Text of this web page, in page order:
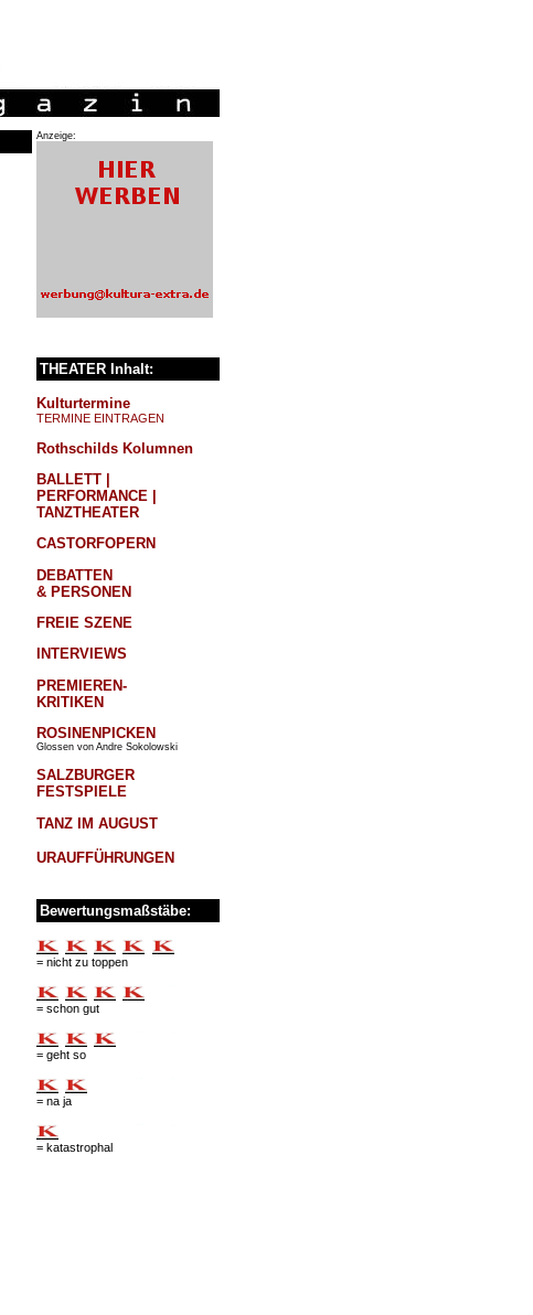
Anzeige:
THEATER Inhalt:
Kulturtermine
TERMINE EINTRAGEN
Rothschilds Kolumnen
BALLETT |
PERFORMANCE |
TANZTHEATER
CASTORFOPERN
DEBATTEN
& PERSONEN
FREIE SZENE
INTERVIEWS
PREMIEREN-
KRITIKEN
ROSINENPICKEN
Glossen von Andre Sokolowski
SALZBURGER
FESTSPIELE
TANZ IM AUGUST
URAUFFÜHRUNGEN
Bewertungsmaßstäbe:
= nicht zu toppen
= schon gut
= geht so
= na ja
= katastrophal